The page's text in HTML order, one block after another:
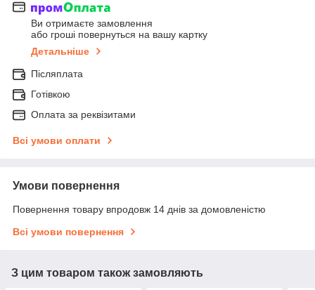
Ви отримаєте замовлення
або гроші повернуться на вашу картку
Детальніше
Післяплата
Готівкою
Оплата за реквізитами
Всі умови оплати
Умови повернення
Повернення товару впродовж 14 днів за домовленістю
Всі умови повернення
З цим товаром також замовляють